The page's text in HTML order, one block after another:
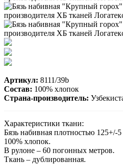
Артикул: 8111/39b
Состав: 100% хлопок
Страна-производитель:
Характеристики ткани:
Бязь набивная плотностью
100% хлопок.
В рулоне – 60 погонных метров.
Ткань – дублированная.